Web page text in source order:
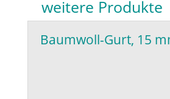
weitere Produkte
Baumwoll-Gurt, 15